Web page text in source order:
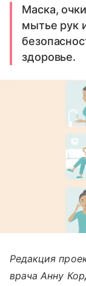
Маска,
мытье рук
здоровье.
Редакция
врача Анну